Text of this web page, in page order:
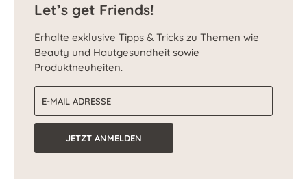
Let’s get Friends!
Erhalte exklusive Tipps & Tricks zu Themen wie
Beauty und Hautgesundheit sowie
Produktneuheiten.
JETZT ANMELDEN